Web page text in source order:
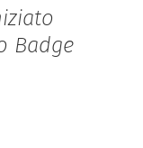
Badge